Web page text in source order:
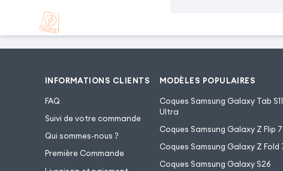
INFORMATIONS CLIENTS
FAQ
Suivi de votre commande
Qui sommes-nous ?
Première Commande
MODÈLES POPULAIRES
Coques Samsung Galaxy Tab S11
Ultra
Coques Samsung Galaxy Z Flip 7
Coques Samsung Galaxy Z Fold
Coques Samsung Galaxy S26